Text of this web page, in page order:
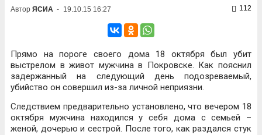
Автор ЯСИА - 19.10.15 16:27 112
Прямо на пороге своего дома 18 октября был убит
выстрелом в живот мужчина в Покровске. Как пояснил
задержанный на следующий день подозреваемый,
убийство он совершил из-за личной неприязни.
Следствием предварительно установлено, что вечером 18
октября мужчина находился у себя дома с семьей –
женой, дочерью и сестрой. После того, как раздался стук